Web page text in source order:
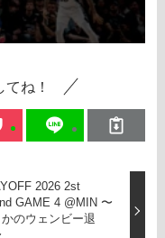
ね！
2026 2st
GAME 4 @MIN 〜
かのウェンビー退